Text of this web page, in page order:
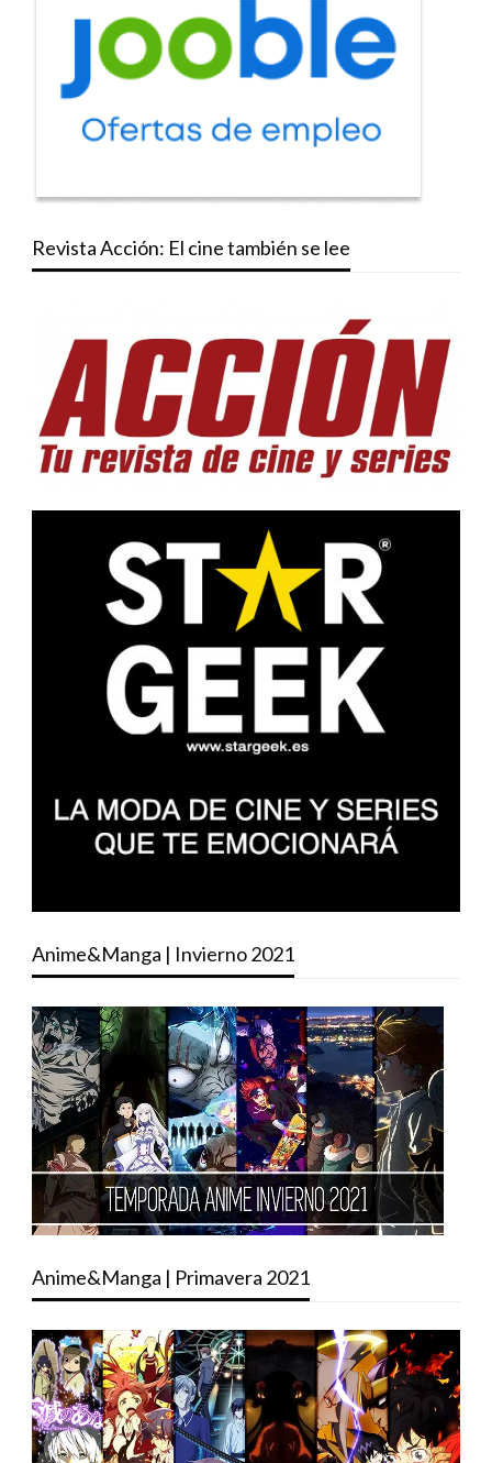
Revista Acción: El cine también se lee
Anime&Manga | Invierno 2021
Anime&Manga | Primavera 2021